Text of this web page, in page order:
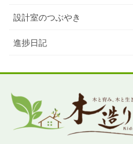
設計室のつぶやき
進捗日記